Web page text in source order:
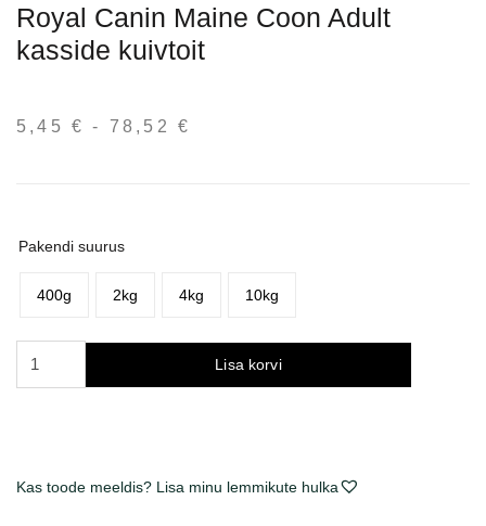
Royal Canin Maine Coon Adult
kasside kuivtoit
5,45 € - 78,52€
Pakendi suurus
400g 2kg 4kg 10kg
Royal
sausas
Lisa korvi
Kas toode meeldis? Lisa minu lemmikute hulka